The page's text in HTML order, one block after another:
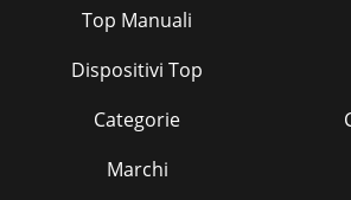
Top Manuali
Dispositivi Top
Categorie
Marchi